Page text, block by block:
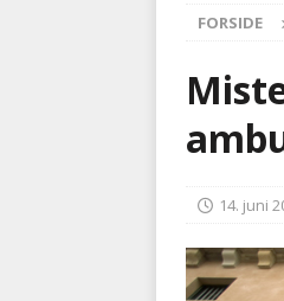
FORSIDE
14. juni